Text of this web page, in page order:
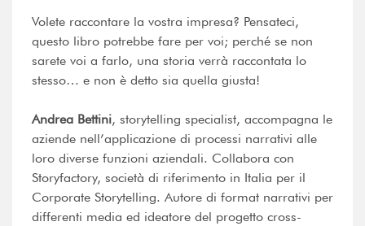
Volete raccontare la vostra impresa? Pensateci,
questo libro potrebbe fare per voi; perché se non
sarete voi a farlo, una storia verrà raccontata lo
stesso… e non è detto sia quella giusta!
Andrea Bettini, storytelling specialist, accompagna le
aziende nell’applicazione di processi narrativi alle
loro diverse funzioni aziendali. Collabora con
Storyfactory, società di riferimento in Italia per il
Corporate Storytelling. Autore di format narrativi per
differenti media ed ideatore del progetto cross-